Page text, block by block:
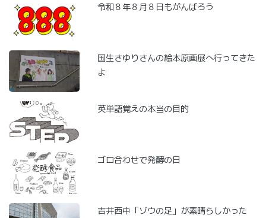
令和８年８月８日もがんばろう
国生さゆりさんの絵本原画展へ行ってきた
よ
英単語覚えの本当の目的
ゴロ合わせで発酵の日
吉井西中「ゾウの足」が素晴らしかった